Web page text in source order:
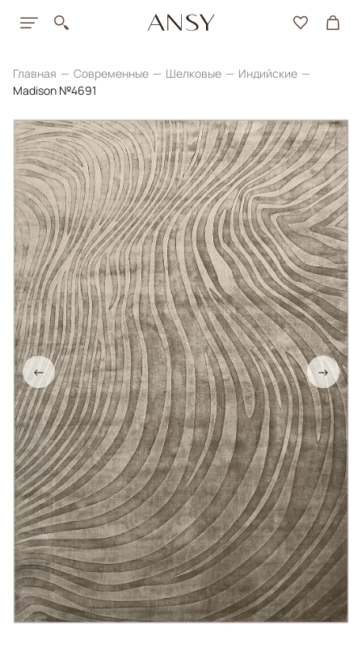
Главная Современные Шелковые
Индийские
Madison №4691
← →